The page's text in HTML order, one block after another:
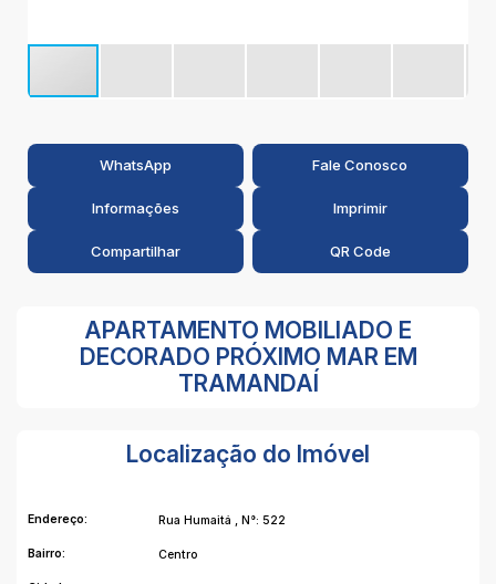
WhatsApp Fale Conosco
Informações Imprimir
Compartilhar QR Code
APARTAMENTO MOBILIADO E
DECORADO PRÓXIMO MAR EM
TRAMANDAÍ
Localização do Imóvel
Endereço: Rua Humaitá N°: 522
Bairro: Centro